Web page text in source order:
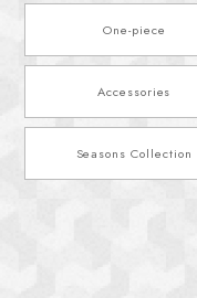
One-piece
Accessories
Seasons Collection